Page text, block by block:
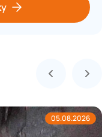
05.08.2026